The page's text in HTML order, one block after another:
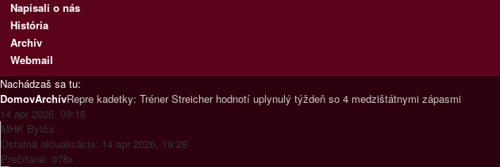
Napísali o nás
História
Archív
Webmail
Nachádzaš sa tu:
DomovArchívRepre kadetky: Tréner Streicher hodnotí uplynulý týždeň so 4 medzištátnymi zápasmi
14 apr 2026, 09:16
MHK Bytča
Ostatná aktualizácia: 14 apr 2026, 19:28
Prečítané: 978x